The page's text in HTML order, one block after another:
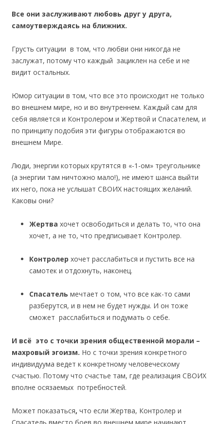
Все они заслуживают любовь друг у друга,
самоутверждаясь на ближних.
Грусть ситуации в том, что любви они никогда не
заслужат, потому что каждый зациклен на себе и не
видит остальных.
Юмор ситуации в том, что все это происходит не только
во внешнем мире, но и во внутреннем. Каждый сам для
себя является и Контролером и Жертвой и Спасателем, и
по принципу подобия эти фигуры отображаются во
внешнем Мире.
Люди, энергии которых крутятся в «-1-ом» треугольнике
(а энергии там ничтожно мало!), не имеют шанса выйти
их него, пока не услышат СВОИХ настоящих желаний.
Каковы они?
Жертва хочет освободиться и делать то, что она
хочет, а не то, что предписывает Контролер.
Контролер хочет расслабиться и пустить все на
самотек и отдохнуть, наконец.
Спасатель мечтает о том, что все как-то сами
разберутся, и в нем не будет нужды. И он тоже
сможет расслабиться и подумать о себе.
И всё это с точки зрения общественной морали –
махровый эгоизм. Но с точки зрения конкретного
индивидуума ведет к конкретному человеческому
счастью. Потому что счастье там, где реализация СВОИХ
вполне осязаемых потребностей.
Может показаться, что если Жертва, Контролер и